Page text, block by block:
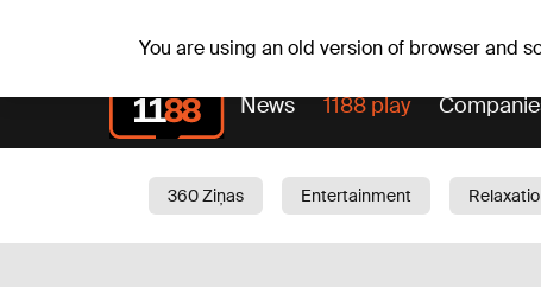
You are using an old version of browser and
News 1188 play
360 Ziņas Entertainment